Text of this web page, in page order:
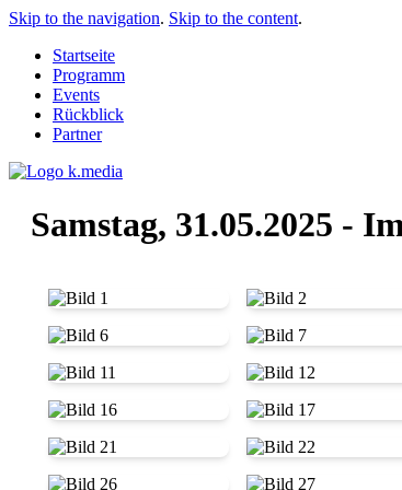
Skip to the navigation. Skip to the content.
Startseite
Programm
Events
Rückblick
Partner
Samstag, 31.05.2025 -